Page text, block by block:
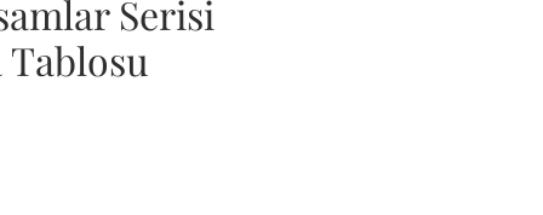
Serisi
Tablosu